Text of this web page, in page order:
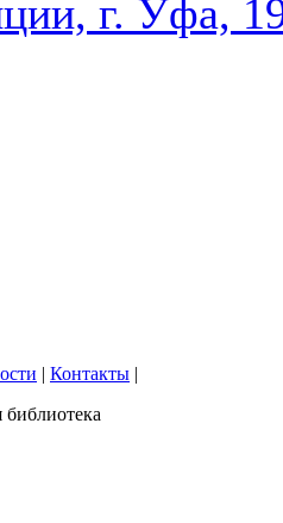
г. Уфа,
| Контакты |